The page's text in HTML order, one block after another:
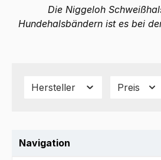
Die Niggeloh
Hundehalsbändern ist es bei
Hersteller Preis
Navigation